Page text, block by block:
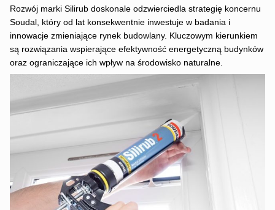
Rozwój marki Silirub doskonale odzwierciedla strategię koncernu
Soudal, który od lat konsekwentnie inwestuje w badania i
innowacje zmieniające rynek budowlany. Kluczowym kierunkiem
są rozwiązania wspierające efektywność energetyczną budynków
oraz ograniczające ich wpływ na środowisko naturalne.